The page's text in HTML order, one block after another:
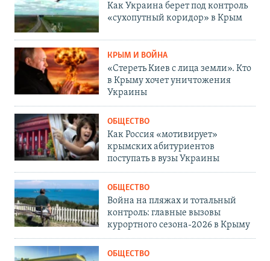
Как Украина берет под контроль
«сухопутный коридор» в Крым
КРЫМ И ВОЙНА
«Стереть Киев с лица земли». Кто
в Крыму хочет уничтожения
Украины
ОБЩЕСТВО
Как Россия «мотивирует»
крымских абитуриентов
поступать в вузы Украины
ОБЩЕСТВО
Война на пляжах и тотальный
контроль: главные вызовы
курортного сезона-2026 в Крыму
ОБЩЕСТВО